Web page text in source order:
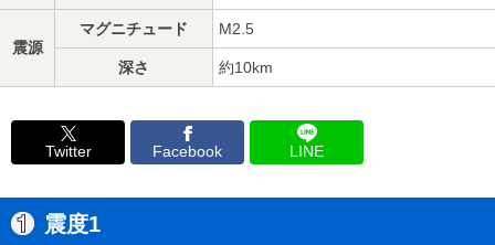
震源
マグニチュード M2.5
深さ 約10km
Twitter Facebook LINE
震度1